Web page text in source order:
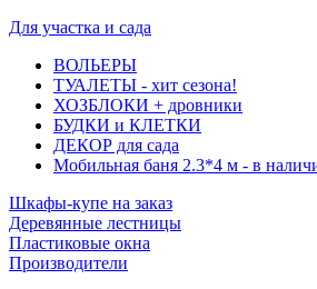
Для участка и сада
ВОЛЬЕРЫ
ТУАЛЕТЫ - хит сезона!
ХОЗБЛОКИ + дровники
БУДКИ и КЛЕТКИ
ДЕКОР для сада
Мобильная баня 2.3*4 м - в
Шкафы-купе на заказ
Деревянные лестницы
Пластиковые окна
Производители